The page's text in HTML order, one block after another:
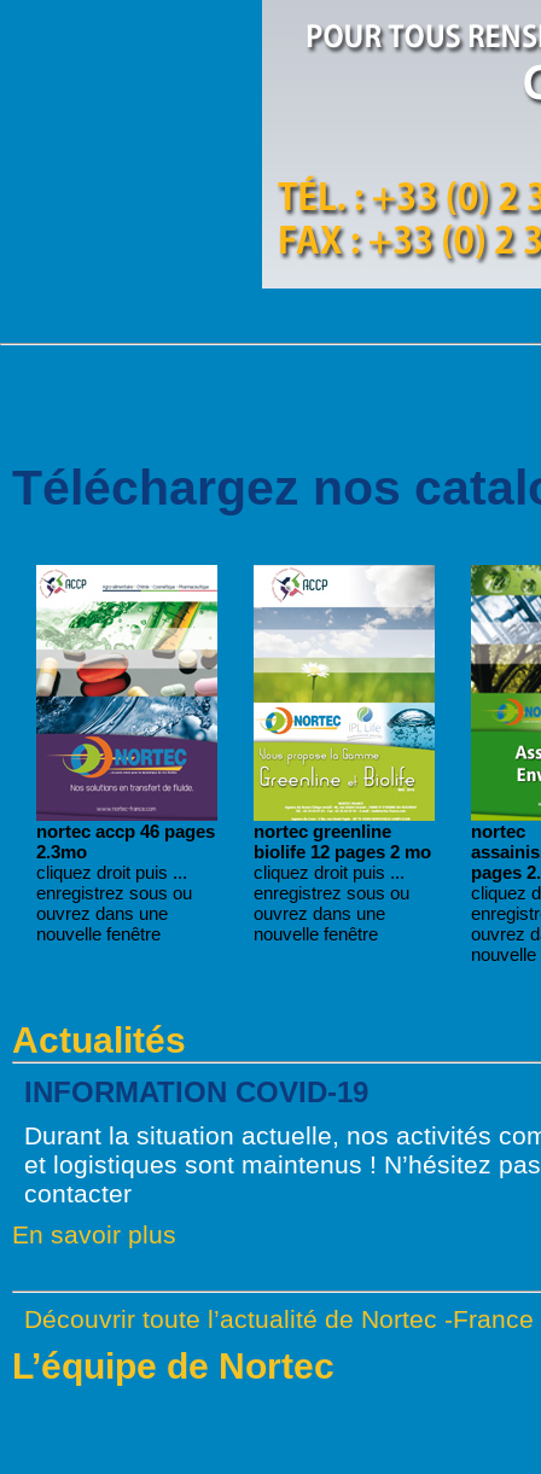
Téléchargez nos
nortec accp 46 pages
2.3mo
cliquez droit puis ...
enregistrez sous ou
ouvrez dans une
nouvelle fenêtre
nortec greenline
biolife 12 pages 2 mo
cliquez droit puis ...
enregistrez sous ou
ouvrez dans une
nouvelle fenêtre
nortec
pages
cliquez
ouvrez
Actualités
INFORMATION COVID-19
Durant la situation actuelle, nos activités
et logistiques sont maintenus ! N’hésitez
contacter
En savoir plus
Découvrir toute l’actualité de Nortec -France
L’équipe de Nortec